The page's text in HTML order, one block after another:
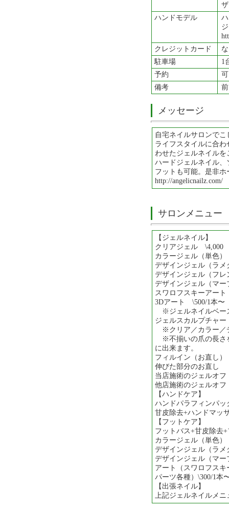
ハンドモデル
クレジットカード
駐車場
1
予約
可
備考
メッセージ
自宅ネイルサロンで
ライフスタイルに合
わせたジェルネイル
ハードジェルネイル
フットも可能。是非
http://angelicnailz.com/
サロンメニュー
【ジェルネイル】
クリアジェル \4,000
カラージェル（単色
デザインジェル（ラメ
デザインジェル（フレ
デザインジェル（マー
スワロフスキーアー
3Dアート \500/1本〜
※ジェルネイルベー
ジェルスカルプチャ
※クリア／カラー／
※不揃いの爪の長さ
に出来ます。
フィルイン（お直し
伸びた部分のお直し
当店施術のジェルオ
他店施術のジェルオ
【ハンドケア】
ハンドパラフィンパ
甘皮除去+ハンドマッ
【フットケア】
フットバス+甘皮除去
カラージェル（単色
デザインジェル（ラメ
デザインジェル（マー
アート（スワロフス
パーツ各種）\300/1本
【出張ネイル】
上記ジェルネイルメ